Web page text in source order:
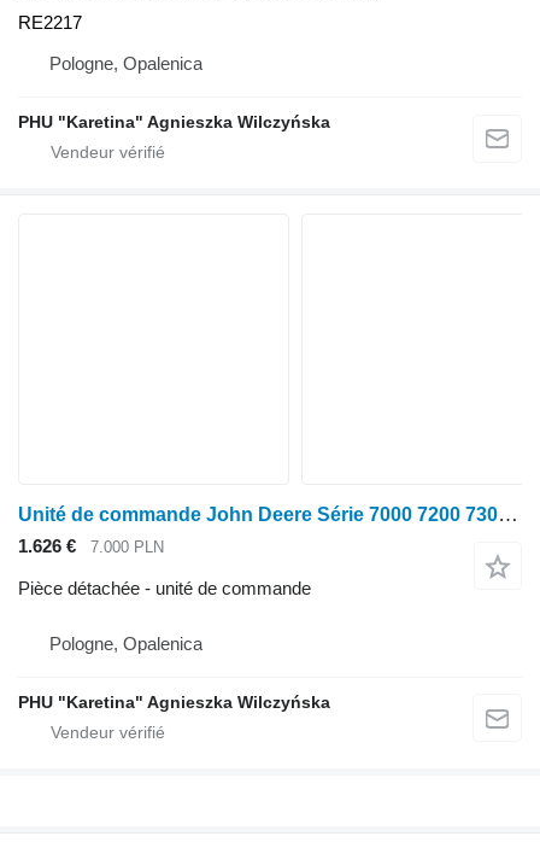
RE2217
Pologne, Opalenica
PHU "Karetina" Agnieszka Wilczyńska
Unité de commande John Deere Série 7000 7200 7300 7400 7500 7700 7800 Dét. pour tracteur à roues John Deere 7000 7200 7300 7400 7500 7700 7800
1.626 € 7.000 PLN
Pièce détachée - unité de commande
Pologne, Opalenica
PHU "Karetina" Agnieszka Wilczyńska